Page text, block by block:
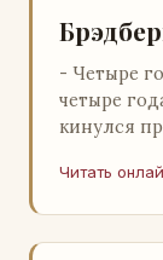
- Четыре
четыре
кинулся
Читать